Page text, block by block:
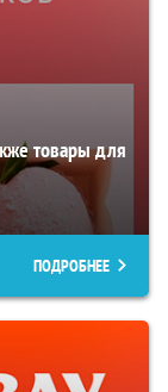
товары для
ПОДРОБНЕЕ